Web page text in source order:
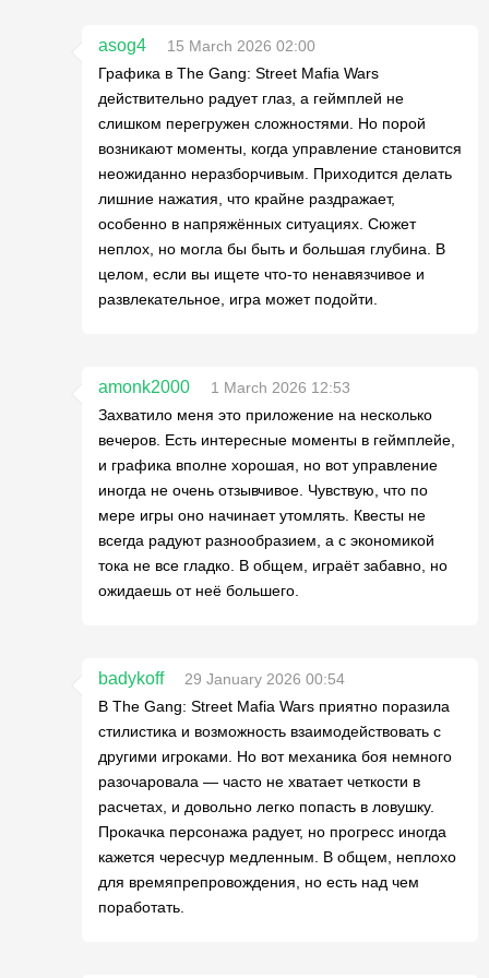
asog4
15 March 2026 02:00
Графика в The Gang: Street Mafia Wars
действительно радует глаз, а геймплей не
слишком перегружен сложностями. Но порой
возникают моменты, когда управление становится
неожиданно неразборчивым. Приходится делать
лишние нажатия, что крайне раздражает,
особенно в напряжённых ситуациях. Сюжет
неплох, но могла бы быть и большая глубина. В
целом, если вы ищете что-то ненавязчивое и
развлекательное, игра может подойти.
amonk2000
1 March 2026 12:53
Захватило меня это приложение на несколько
вечеров. Есть интересные моменты в геймплейе,
и графика вполне хорошая, но вот управление
иногда не очень отзывчивое. Чувствую, что по
мере игры оно начинает утомлять. Квесты не
всегда радуют разнообразием, а с экономикой
тока не все гладко. В общем, играёт забавно, но
ожидаешь от неё большего.
badykoff
29 January 2026 00:54
В The Gang: Street Mafia Wars приятно поразила
стилистика и возможность взаимодействовать с
другими игроками. Но вот механика боя немного
разочаровала — часто не хватает четкости в
расчетах, и довольно легко попасть в ловушку.
Прокачка персонажа радует, но прогресс иногда
кажется чересчур медленным. В общем, неплохо
для времяпрепровождения, но есть над чем
поработать.